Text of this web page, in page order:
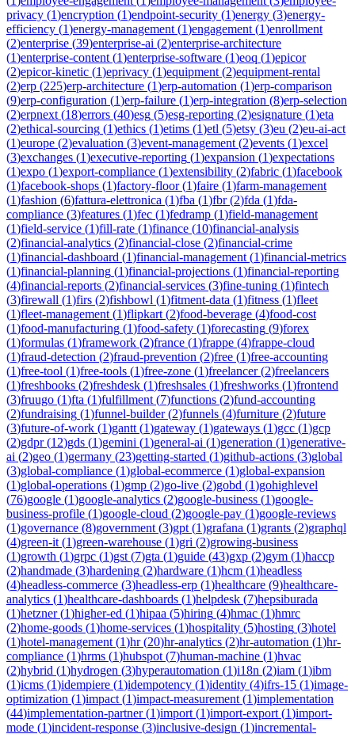
privacy (1)encryption (1)endpoint-security (1)energy (3)energy-
efficiency (1)energy-management (1)engagement (1)enrollment
(2)enterprise (39)enterprise-ai (2)enterprise-architecture
(1)enterprise-content (1)enterprise-software (1)eoq (1)epicor
(2)epicor-kinetic (1)eprivacy (1)equipment (2)equipment-rental
(2)erp (225)erp-architecture (1)erp-automation (1)erp-comparison
(9)erp-configuration (1)erp-failure (1)erp-integration (8)erp-selection
(2)erpnext (18)errors (40)esg (5)esg-reporting (2)esignature (1)eta
(2)ethical-sourcing (1)ethics (1)etims (1)etl (5)etsy (3)eu (2)eu-ai-act
(1)europe (2)evaluation (3)event-management (2)events (1)excel
(3)exchanges (1)executive-reporting (1)expansion (1)expectations
(1)expo (1)export-compliance (1)extensibility (2)fabric (1)facebook
(1)facebook-shops (1)factory-floor(1)faire (1)farm-management
(1)fashion (6)fattura-elettronica (1)fba (1)fbr(2)fda (1)fda-
compliance (3)features (1)fec (1)fedramp (1)field-management
(1)field-service (1)fill-rate (1)finance (10)financial-analysis
(2)financial-analytics (2)financial-close (2)financial-crime
(1)financial-dashboard (1)financial-management (1)financial-metrics
(1)financial-planning (1)financial-projections (1)financial-reporting
(4)financial-reports (2)financial-services (3)fine-tuning (1)fintech
(3)firewall (1)firs (2)fishbowl (1)fitment-data (1)fitness (1)fleet
(1)fleet-management (1)flipkart (2)food-beverage (4)food-cost
(1)food-manufacturing (1)food-safety (1)forecasting (9)forex
(1)formulas (1)framework (2)france (1)frappe (4)frappe-cloud
(1)fraud-detection (2)fraud-prevention (2)free (1)free-accounting
(1)free-tool (1)free-tools (1)free-zone (1)freelancer(2)freelancers
(1)freshbooks (2)freshdesk (1)freshsales (1)freshworks (1)frontend
(3)fruugo (1)fta (1)fulfillment (7)functions (2)fund-accounting
(2)fundraising (1)funnel-builder(2)funnels (4)furniture (2)future
(3)future-of-work (1)gantt (1)gateway (1)gateways (1)gcc (1)gcp
(2)gdpr(12)gds (1)gemini (1)general-ai (1)generation (1)generative-
ai (2)geo (1)germany (23)getting-started (1)github-actions (3)global
(3)global-compliance (1)global-ecommerce (1)global-expansion
(1)global-operations (1)gmp (2)go-live (2)gobd (1)gohighlevel
(76)google (1)google-analytics (2)google-business (1)google-
business-profile (1)google-cloud (2)google-pay (1)google-reviews
(1)governance (8)government (3)gpt (1)grafana (1)grants (2)graphql
(4)green-it (1)green-warehouse (1)gri (2)growing-business
(1)growth (1)grpc (1)gst (7)gta (1)guide (43)gxp (2)gym (1)haccp
(2)handmade (3)hardening (2)hardware (1)hcm (1)headless
(4)headless-commerce (3)headless-erp (1)healthcare (9)healthcare-
analytics (1)healthcare-dashboards (1)helpdesk (7)hepsiburada
(1)hetzner(1)higher-ed (1)hipaa (5)hiring (4)hmac (1)hmrc
(2)home-goods (1)home-services (1)hospitality (5)hosting (3)hotel
(1)hotel-management (1)hr(20)hr-analytics (2)hr-automation (1)hr-
compliance (1)hrms (1)hubspot (7)human-machine (1)hvac
(2)hybrid (1)hydrogen (3)hyperautomation (1)i18n (2)iam (1)ibm
(1)icms (1)idempiere (1)idempotency (1)identity (4)ifrs-15 (1)image-
optimization (1)impact (1)impact-measurement (1)implementation
(44)implementation-partner(1)import (1)import-export (1)import-
mode (1)incident-response (3)inclusive-design (1)incremental-